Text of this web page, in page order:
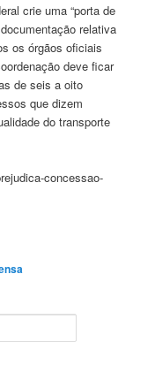
crie uma “porta de
relativa
os órgãos oficiais
deve ficar
de seis a oito
que dizem
do transporte
concessao-